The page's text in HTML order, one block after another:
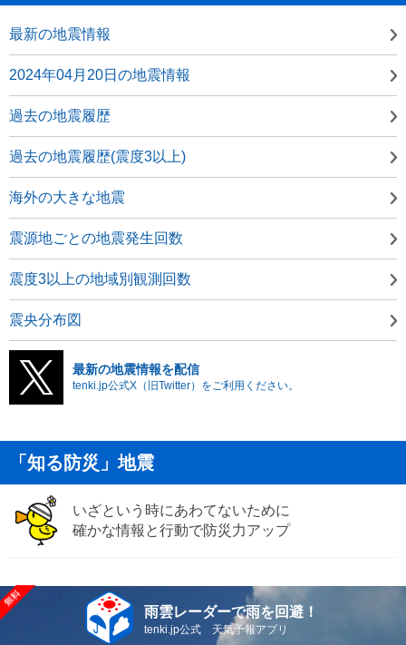
最新の地震情報
2024年04月20日の地震情報
過去の地震履歴
過去の地震履歴(震度3以上)
海外の大きな地震
震源地ごとの地震発生回数
震度3以上の地域別観測回数
震央分布図
最新の地震情報を配信
tenki.jp公式X（旧Twitter）をご利用ください。
「知る防災」地震
いざという時にあわてないために
確かな情報と行動で防災力アップ
雨雲レーダーで雨を回避！
tenki.jp公式 天気予報アプリ